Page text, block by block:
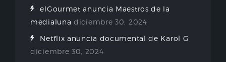
elGourmet anuncia Maestros de la
medialuna diciembre 30, 2024
Netflix anuncia documental de Karol G
diciembre 30, 2024